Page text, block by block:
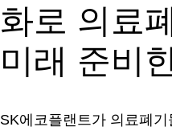
화로 의료
미래 준비
SK에코플랜트가 의료폐